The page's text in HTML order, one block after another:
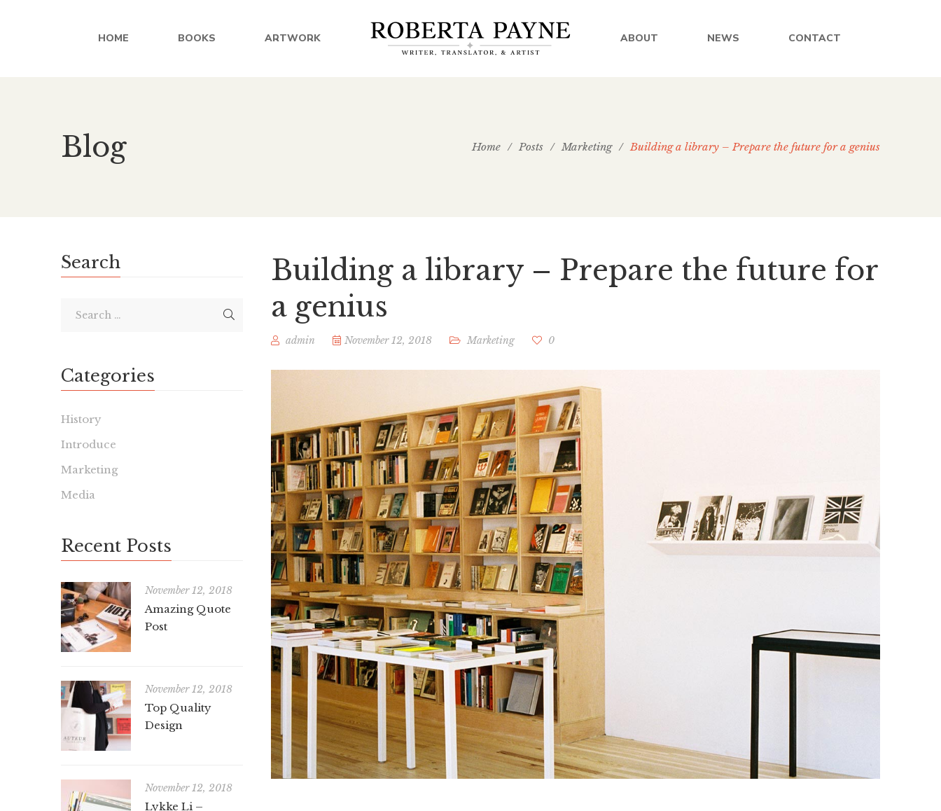
HOME BOOKS ARTWORK ABOUT NEWS CONTACT
Blog Home / Posts / Marketing / Building a library – Prepare the future for a genius
Building a library – Prepare the future for
a genius
admin November 12, 2018 Marketing 0
Search
Categories
History
Introduce
Marketing
Media
Recent Posts
November 12, 2018
Amazing Quote
Post
November 12, 2018
Top Quality
Design
November 12, 2018
Lykke Li –